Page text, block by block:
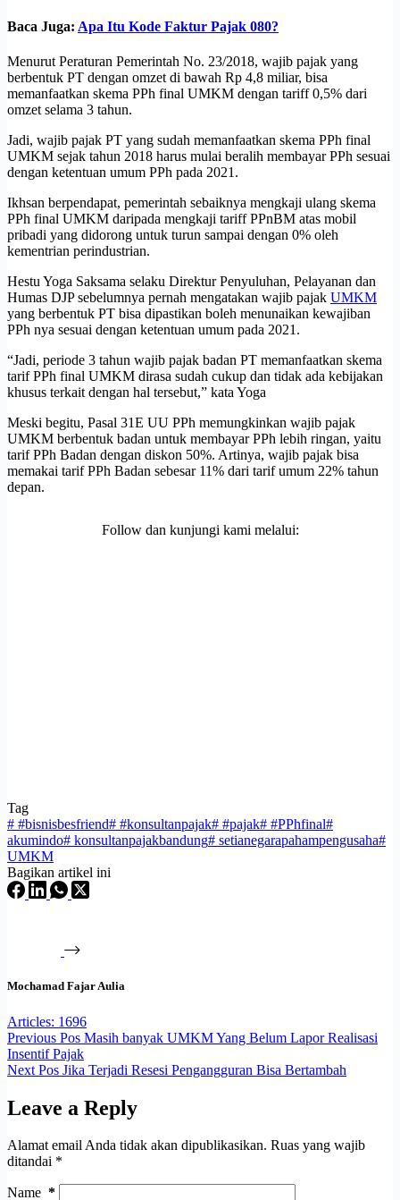
Baca Juga: Apa Itu Kode Faktur Pajak 080?
Menurut Peraturan Pemerintah No. 23/2018, wajib pajak yang
berbentuk PT dengan omzet di bawah Rp 4,8 miliar, bisa
memanfaatkan skema PPh final UMKM dengan tariff 0,5% dari
omzet selama 3 tahun.
Jadi, wajib pajak PT yang sudah memanfaatkan skema PPh final
UMKM sejak tahun 2018 harus mulai beralih membayar PPh sesuai
dengan ketentuan umum PPh pada 2021.
Ikhsan berpendapat, pemerintah sebaiknya mengkaji ulang skema
PPh final UMKM daripada mengkaji tariff PPnBM atas mobil
pribadi yang didorong untuk turun sampai dengan 0% oleh
kementrian perindustrian.
Hestu Yoga Saksama selaku Direktur Penyuluhan, Pelayanan dan
Humas DJP sebelumnya pernah mengatakan wajib pajak UMKM
yang berbentuk PT bisa dipastikan boleh menunaikan kewajiban
PPh nya sesuai dengan ketentuan umum pada 2021.
“Jadi, periode 3 tahun wajib pajak badan PT memanfaatkan skema
tarif PPh final UMKM dirasa sudah cukup dan tidak ada kebijakan
khusus terkait dengan hal tersebut,” kata Yoga
Meski begitu, Pasal 31E UU PPh memungkinkan wajib pajak
UMKM berbentuk badan untuk membayar PPh lebih ringan, yaitu
tarif PPh Badan dengan diskon 50%. Artinya, wajib pajak bisa
memakai tarif PPh Badan sebesar 11% dari tarif umum 22% tahun
depan.
Follow dan kunjungi kami melalui:
Tag
# #bisnisbesfriend# #konsultanpajak# #pajak# #PPhfinal#
akumindo# konsultanpajakbandung# setianegarapahampengusaha#
UMKM
Bagikan artikel ini
Mochamad Fajar Aulia
Articles: 1696
Previous Pos Masih banyak UMKM Yang Belum Lapor Realisasi
Insentif Pajak
Next Pos Jika Terjadi Resesi Pengangguran Bisa Bertambah
Leave a Reply
Alamat email Anda tidak akan dipublikasikan. Ruas yang wajib
ditandai *
Name *